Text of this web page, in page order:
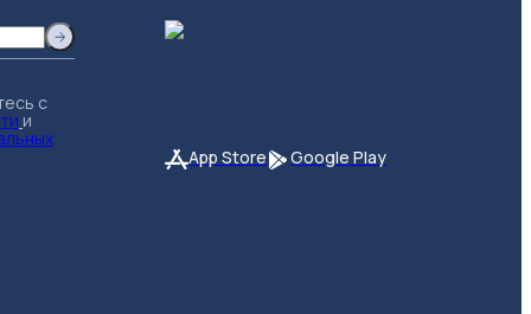
с
и
App Store Google Play